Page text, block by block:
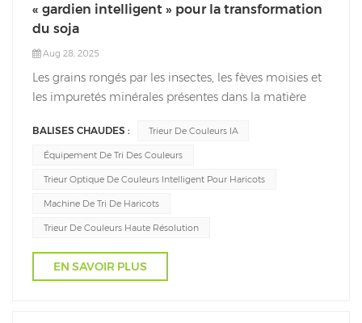
« gardien intelligent » pour la transformation
du soja
Aug 28, 2025
Les grains rongés par les insectes, les fèves moisies et
les impuretés minérales présentes dans la matière
majeure pour les entreprises de production de soja. Le
tri manuel est lent, coûteux et sujet aux omissions, ce
qui affecte la qualité du produit....
BALISES CHAUDES : Trieur De Couleurs IA
Équipement De Tri Des Couleurs
Trieur Optique De Couleurs Intelligent Pour Haricots
Machine De Tri De Haricots
Trieur De Couleurs Haute Résolution
EN SAVOIR PLUS